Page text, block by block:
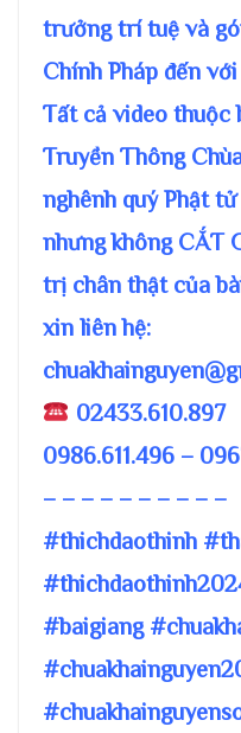
trưởng trí tuệ và
Chính Pháp đến
Tất cả video thuộc
Truyền Thông
nghênh quý Phật
nhưng không CẮT
trị chân thật của
xin liên hệ:
02433.610.897
0986.611.496 –
– – – – – – – – – –
#thichdaothinh
#baigiang